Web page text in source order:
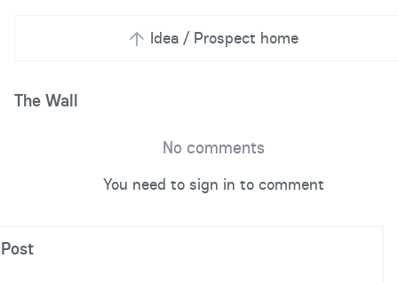
Idea / Prospect home
The Wall
No comments
You need to sign in to comment
Post